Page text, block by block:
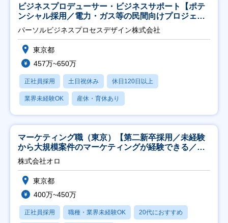
ビジネスプロデューサー・ビジネスサポート【ポテ
ンシャル採用／電力・ガス等の民間向けプロジェク
ト推進】
パーソルビジネスプロセスデザイン株式会社
東京都
457万~650万
正社員採用 土日祝休み 休日120日以上
業界未経験OK 産休・育休あり
マーケティング職（東京）【第二新卒採用／未経験
から大規模案件のマーケティングが経験できる／研
修充実】
株式会社オロ
東京都
400万~450万
正社員採用 職種・業界未経験OK 20代におすすめ